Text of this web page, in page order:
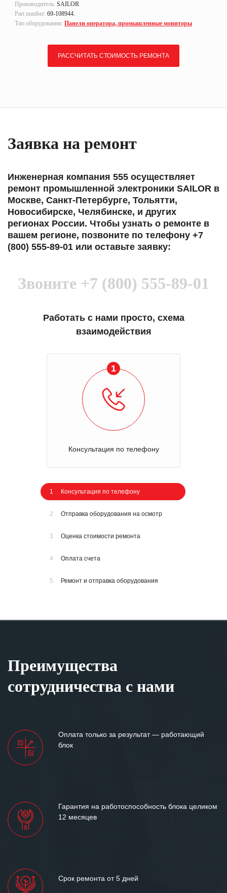
Производитель: SAILOR
Part number: 69-108944.
Тип оборудования: Панели оператора, промышленные мониторы
РАССЧИТАТЬ СТОИМОСТЬ РЕМОНТА
Заявка на ремонт
Инженерная компания 555 осуществляет
ремонт промышленной электроники SAILOR в
Москве, Санкт-Петербурге, Тольятти,
Новосибирске, Челябинске, и других
регионах России. Чтобы узнать о ремонте в
вашем регионе, позвоните по телефону +7
(800) 555-89-01 или оставьте заявку:
Звоните +7 (800) 555-89-01
Работать с нами просто, схема
взаимодействия
1
Консультация по телефону
1 Консультация по телефону
2 Отправка оборудования на осмотр
3 Оценка стоимости ремонта
4 Оплата счета
5 Ремонт и отправка оборудования
Преимущества
сотрудничества с нами
Оплата только за результат — работающий
блок
Гарантия на работоспособность блока целиком
12 месяцев
Срок ремонта от 5 дней